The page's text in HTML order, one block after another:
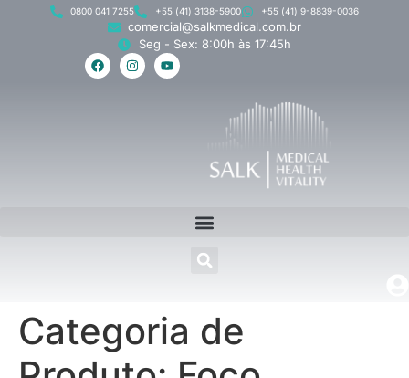
0800 041 7255 +55 (41) 3138-5900 +55 (41) 9-8839-0036
comercial@salkmedical.com.br
Seg - Sex: 8:00h às 17:45h
Categoria de